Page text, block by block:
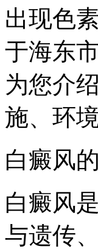
出现色
于海东
为您介
施、环
白癜风
白癜风
与遗传